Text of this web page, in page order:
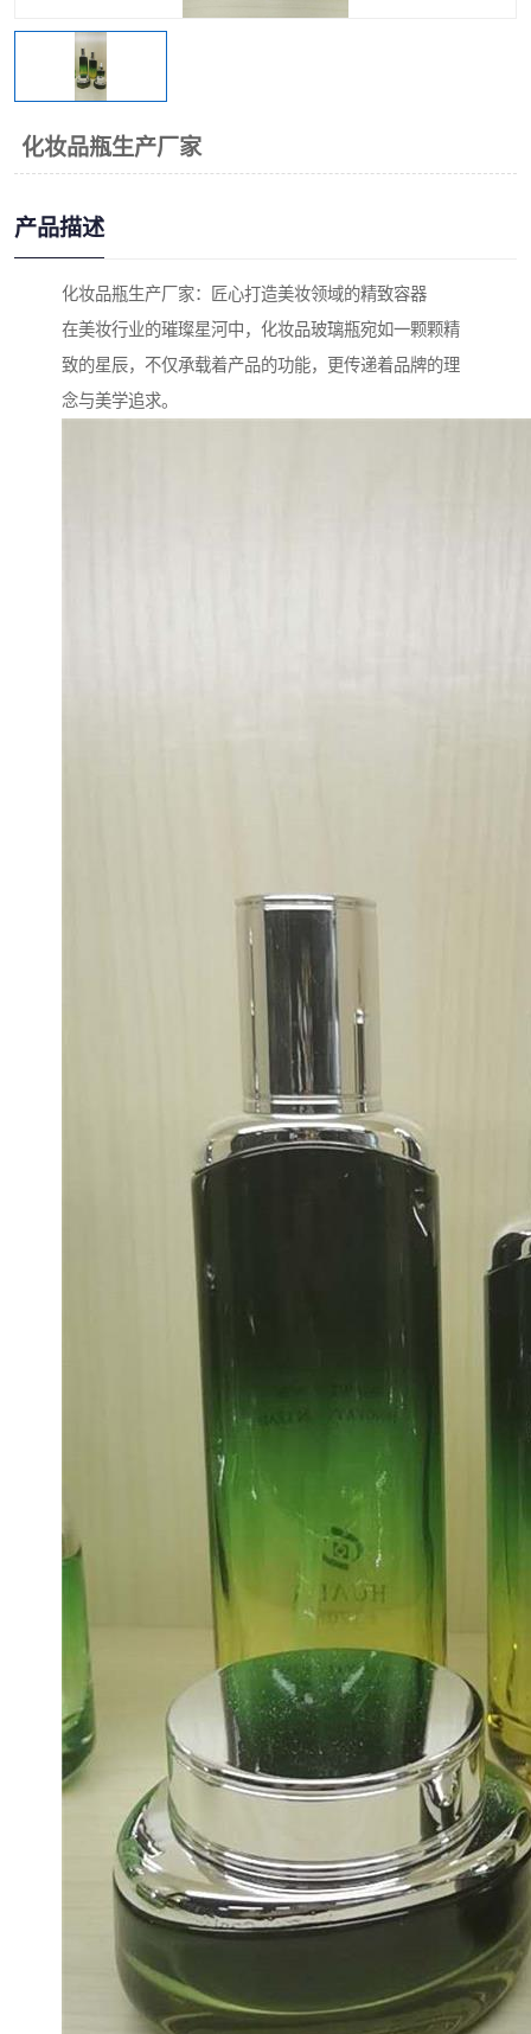
化妆品瓶生产厂家
产品描述
化妆品瓶生产厂家：匠心打造美妆领域的精致容器
在美妆行业的璀璨星河中，化妆品玻璃瓶宛如一颗颗精
致的星辰，不仅承载着产品的功能，更传递着品牌的理
念与美学追求。